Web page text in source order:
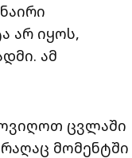
არ იყოს,
ამ
ცვლაში
მომენტში